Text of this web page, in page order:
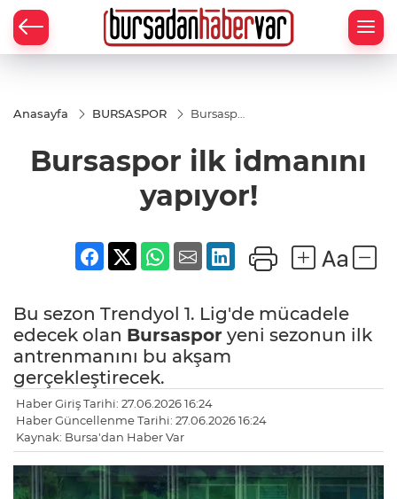
Anasayfa BURSASPOR
Bursaspor
yapıyor!
Bursaspor ilk idmanını
yapıyor!
Bu sezon Trendyol 1. Lig'de mücadele
edecek olan Bursaspor yeni sezonun ilk
antrenmanını bu akşam
gerçekleştirecek.
Haber Giriş Tarihi: 27.06.2026 16:24
Haber Güncellenme Tarihi: 27.06.2026 16:24
Kaynak: Bursa'dan Haber Var